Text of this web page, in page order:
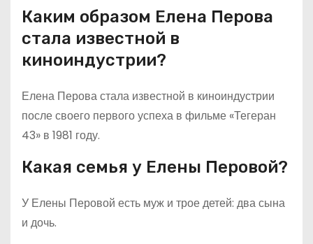
Каким образом Елена Перова
стала известной в
киноиндустрии?
Елена Перова стала известной в киноиндустрии
после своего первого успеха в фильме «Тегеран
43» в 1981 году.
Какая семья у Елены Перовой?
У Елены Перовой есть муж и трое детей: два сына
и дочь.